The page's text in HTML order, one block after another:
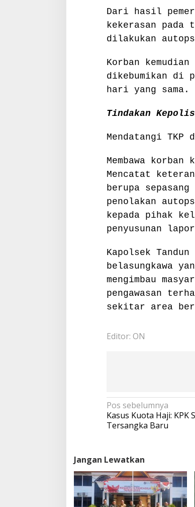
Dari hasil
kekerasan pada
dilakukan
Korban
dikebumikan di
hari yang sama.
Tindakan
Mendatangi TKP
Membawa
Mencatat
berupa
penolakan
kepada pihak
penyusunan
Kapolsek
belasungkawa
mengimbau
pengawasan
sekitar area
Editor: ON
N
a
v
s
i
p
o
s
Pos sebelumnya
Kasus Kuota Haji: KPK
Tersangka Baru
Jangan Lewatkan